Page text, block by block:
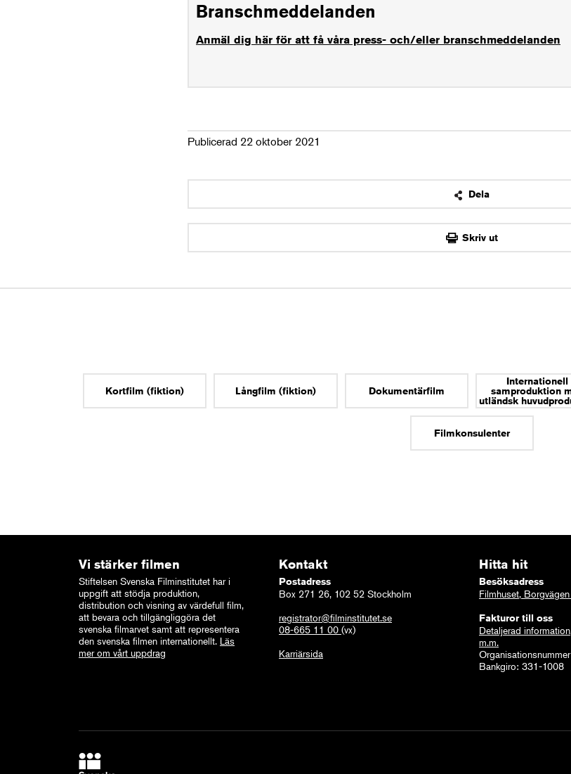
Branschmeddelanden
Anmäl dig här för att få våra press- och/eller branschmeddelanden
Publicerad 22 oktober 2021
Dela
OK
Skriv ut
Kortfilm (fiktion) Långfilm (fiktion) Dokumentärfilm
Internationell
samproduktion
utländsk
Filmkonsulenter
Vi stärker filmen
Stiftelsen Svenska Filminstitutet har i
uppgift att stödja produktion,
distribution och visning av värdefull film,
att bevara och tillgängliggöra det
svenska filmarvet samt att representera
den svenska filmen internationellt. Läs
mer om vårt uppdrag
Kontakt
Postadress
Box 271 26, 102 52 Stockholm
registrator@filminstitutet.se
08-665 11 00 (vx)
Karriärsida
Hitta hit
Besöksadress
Filmhuset,
Fakturor till oss
Detaljerad
m.m.
Bankgiro: 331-1008